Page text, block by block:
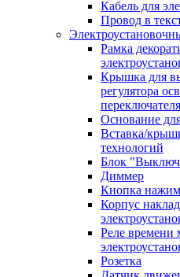
Кабель для
Провод в
Рамка
Крышка для
регулятора
Основание
Вставка/
технологий
Блок
Диммер
Кнопка
Корпус
Реле времени
Розетка